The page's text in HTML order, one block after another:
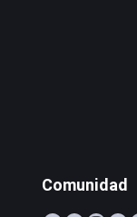
Comunidad